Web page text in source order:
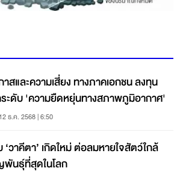
าสและความเสี่ยง ทางภาคเอกชน ลงทุน
ะดับ 'ความยืดหยุ่นทางสภาพภูมิอากาศ'
12 ธ.ค. 2568 | 6:50
วาคีตา’ เกิดใหม่ ต่อลมหายใจสัตว์ใกล้
นธุ์ที่สุดในโลก